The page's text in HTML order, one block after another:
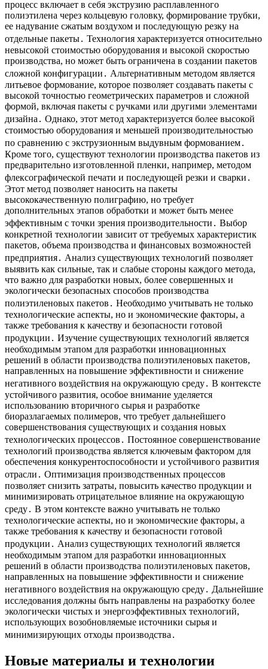
процесс включает в себя экструзию расплавленного
полиэтилена через кольцевую головку, формирование трубки,
ее надувание сжатым воздухом и последующую резку на
отдельные пакеты․ Технология характеризуется относительно
невысокой стоимостью оборудования и высокой скоростью
производства, но может быть ограничена в создании пакетов
сложной конфигурации․ Альтернативным методом является
литьевое формование, которое позволяет создавать пакеты с
высокой точностью геометрических параметров и сложной
формой, включая пакеты с ручками или другими элементами
дизайна․ Однако, этот метод характеризуется более высокой
стоимостью оборудования и меньшей производительностью
по сравнению с экструзионным выдувным формованием․
Кроме того, существуют технологии производства пакетов из
предварительно изготовленной пленки, например, методом
флексографической печати и последующей резки и сварки․
Этот метод позволяет наносить на пакеты
высококачественную полиграфию, но требует
дополнительных этапов обработки и может быть менее
эффективным с точки зрения производительности․ Выбор
конкретной технологии зависит от требуемых характеристик
пакетов, объема производства и финансовых возможностей
предприятия․ Анализ существующих технологий позволяет
выявить как сильные, так и слабые стороны каждого метода,
что важно для разработки новых, более совершенных и
экологически безопасных способов производства
полиэтиленовых пакетов․ Необходимо учитывать не только
технологические аспекты, но и экономические факторы, а
также требования к качеству и безопасности готовой
продукции․ Изучение существующих технологий является
необходимым этапом для разработки инновационных
решений в области производства полиэтиленовых пакетов,
направленных на повышение эффективности и снижение
негативного воздействия на окружающую среду․ В контексте
устойчивого развития, особое внимание уделяется
использованию вторичного сырья и разработке
биоразлагаемых полимеров, что требует дальнейшего
совершенствования существующих и создания новых
технологических процессов․ Постоянное совершенствование
технологий производства является ключевым фактором для
обеспечения конкурентоспособности и устойчивого развития
отрасли․ Оптимизация производственных процессов
позволяет снизить затраты, повысить качество продукции и
минимизировать отрицательное влияние на окружающую
среду․ В этом контексте важно учитывать не только
технологические аспекты, но и экономические факторы, а
также требования к качеству и безопасности готовой
продукции․ Анализ существующих технологий является
необходимым этапом для разработки инновационных
решений в области производства полиэтиленовых пакетов,
направленных на повышение эффективности и снижение
негативного воздействия на окружающую среду․ Дальнейшие
исследования должны быть направлены на разработку более
экологически чистых и энергоэффективных технологий,
использующих возобновляемые источники сырья и
минимизирующих отходы производства․
Новые материалы и технологии